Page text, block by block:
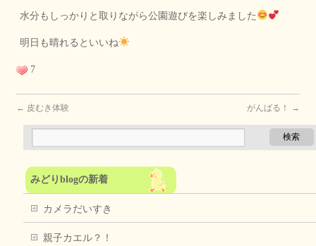
水分もしっかりと取りながら公園遊びを楽しみました
明日も晴れるといいね
7
← 皮むき体験 がんばる！ →
みどりblogの新着
カメラだいすき
親子カエル？！